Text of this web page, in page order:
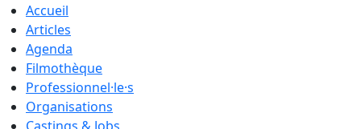
Accueil
Articles
Agenda
Filmothèque
Professionnel·le·s
Organisations